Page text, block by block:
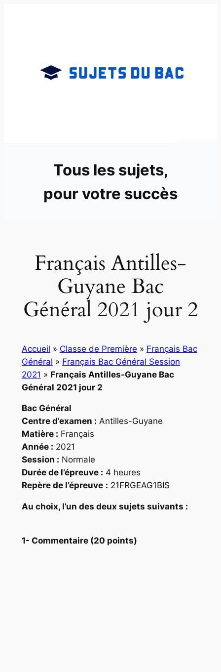
Tous les sujets,
pour votre succès
Français Antilles-
Guyane Bac
Général 2021 jour 2
Accueil » Classe de Première » Français Bac
Général » Français Bac Général Session
2021 » Français Antilles-Guyane Bac
Général 2021 jour 2
Bac Général
Centre d’examen : Antilles-Guyane
Matière : Français
Année : 2021
Session : Normale
Durée de l’épreuve : 4 heures
Repère de l’épreuve : 21FRGEAG1BIS
Au choix, I’un des deux sujets suivants :
1- Commentaire (20 points)